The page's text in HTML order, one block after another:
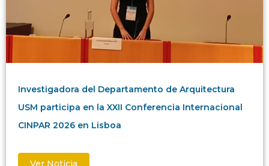
Investigadora del Departamento de Arquitectura
USM participa en la XXII Conferencia Internacional
CINPAR 2026 en Lisboa
Ver Noticia